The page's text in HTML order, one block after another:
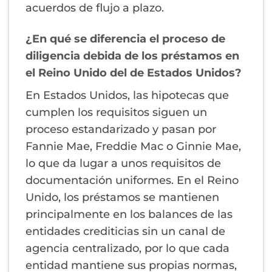
acuerdos de flujo a plazo.
¿En qué se diferencia el proceso de
diligencia debida de los préstamos en
el Reino Unido del de Estados Unidos?
En Estados Unidos, las hipotecas que
cumplen los requisitos siguen un
proceso estandarizado y pasan por
Fannie Mae, Freddie Mac o Ginnie Mae,
lo que da lugar a unos requisitos de
documentación uniformes. En el Reino
Unido, los préstamos se mantienen
principalmente en los balances de las
entidades crediticias sin un canal de
agencia centralizado, por lo que cada
entidad mantiene sus propias normas,